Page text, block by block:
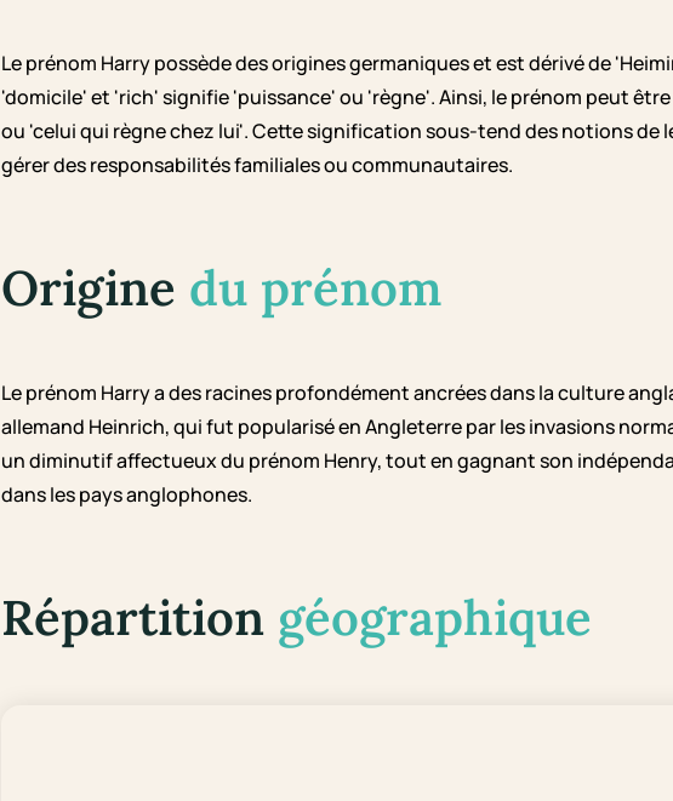
Le prénom Harry possède des origines germaniques et est dérivé de
'domicile' et 'rich' signifie 'puissance' ou 'règne'. Ainsi, le prénom peut
ou 'celui qui règne chez lui'. Cette signification sous-tend des notions de
gérer des responsabilités familiales ou communautaires.
Origine du prénom
Le prénom Harry a des racines profondément ancrées dans la culture
allemand Heinrich, qui fut popularisé en Angleterre par les invasions
un diminutif affectueux du prénom Henry, tout en gagnant son
dans les pays anglophones.
Répartition géographique